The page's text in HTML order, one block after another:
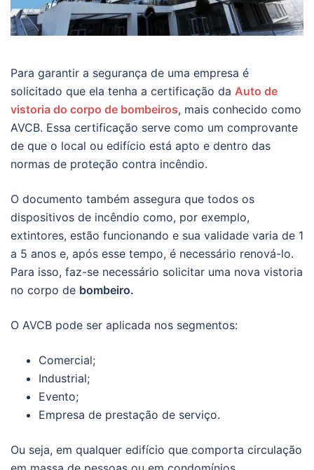
Para garantir a segurança de uma empresa é
solicitado que ela tenha a certificação da Auto de
vistoria do corpo de bombeiros, mais conhecido como
AVCB. Essa certificação serve como um comprovante
de que o local ou edifício está apto e dentro das
normas de proteção contra incêndio.
O documento também assegura que todos os
dispositivos de incêndio como, por exemplo,
extintores, estão funcionando e sua validade varia de 1
a 5 anos e, após esse tempo, é necessário renová-lo.
Para isso, faz-se necessário solicitar uma nova vistoria
no corpo de bombeiro.
O AVCB pode ser aplicada nos segmentos:
Comercial;
Industrial;
Evento;
Empresa de prestação de serviço.
Ou seja, em qualquer edifício que comporta circulação